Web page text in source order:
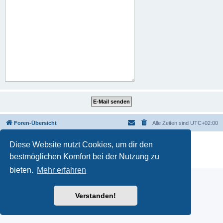
Diese Website nutzt Cookies, um dir den
bestmöglichen Komfort bei der Nutzung zu
bieten. Mehr erfahren
Verstanden!
Foren-Übersicht Alle Zeiten sind UTC+02:00
Powered by phpBB
® Forum Software © phpBB Limited
Deutsche Übersetzung durch
Datenschutz|Nutzungsbedingungen